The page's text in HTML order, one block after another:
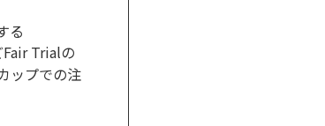
る
Trialの
ップでの注